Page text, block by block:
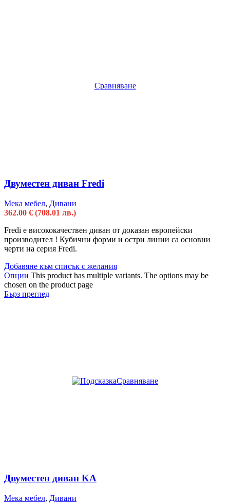
Сравняване
Двуместен диван Fredi
Мека мебел, Дивани
362.00 € (708.01 лв.)
Fredi e висококачествен диван от доказан европейски
производител ! Кубични форми и остри линии са основни
черти на серия Fredi.
Добавяне към списък с желания
Опции This product has multiple variants. The options may be
chosen on the product page
Бърз преглед
Сравняване
Двуместен диван KA
Мека мебел, Дивани